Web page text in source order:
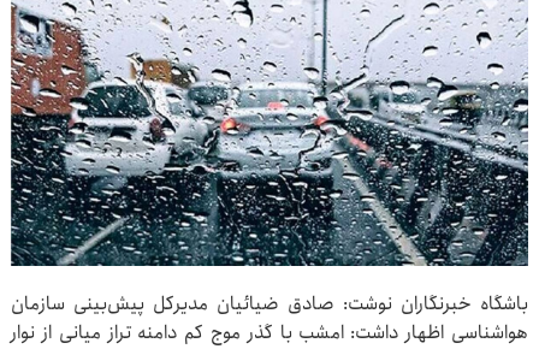
باشگاه خبرنگاران نوشت: صادق ضیائیان مدیرکل پیش‌بینی سازمان
هواشناسی اظهار داشت: امشب با گذر موج کم دامنه تراز میانی از نوار